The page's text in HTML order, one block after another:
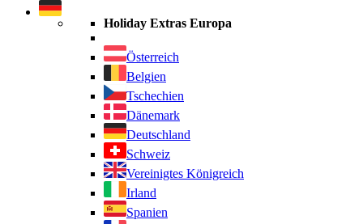
durchsuchen
Holiday Extras Europa
Österreich
Belgien
Tschechien
Dänemark
Deutschland
Schweiz
Vereinigtes Königreich
Irland
Spanien